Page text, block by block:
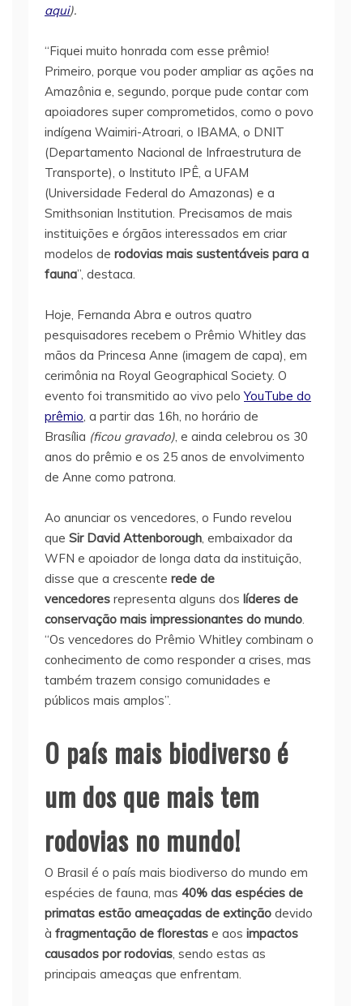
aqui).
“Fiquei muito honrada com esse prêmio!
Primeiro, porque vou poder ampliar as ações na
Amazônia e, segundo, porque pude contar com
apoiadores super comprometidos, como o povo
indígena Waimiri-Atroari, o IBAMA, o DNIT
(Departamento Nacional de Infraestrutura de
Transporte), o Instituto IPÊ, a UFAM
(Universidade Federal do Amazonas) e a
Smithsonian Institution. Precisamos de mais
instituições e órgãos interessados em criar
modelos de rodovias mais sustentáveis para a
fauna”, destaca.
Hoje, Fernanda Abra e outros quatro
pesquisadores recebem o Prêmio Whitley das
mãos da Princesa Anne (imagem de capa), em
cerimônia na Royal Geographical Society. O
evento foi transmitido ao vivo peloYouTube do
prêmio, a partir das 16h, no horário de
Brasília (ficou gravado), e ainda celebrou os 30
anos do prêmio e os 25 anos de envolvimento
de Anne como patrona.
Ao anunciar os vencedores, o Fundo revelou
que Sir David Attenborough, embaixador da
WFN e apoiador de longa data da instituição,
disse que a crescente rede de
vencedores representa alguns dos líderes de
conservação mais impressionantes do mundo.
“Os vencedores do Prêmio Whitley combinam o
conhecimento de como responder a crises, mas
também trazem consigo comunidades e
públicos mais amplos”.
O país mais biodiverso é
um dos que mais tem
rodovias no mundo!
O Brasil é o país mais biodiverso do mundo em
espécies de fauna, mas 40% das espécies de
primatas estão ameaçadas de extinção devido
à fragmentação de florestas e aos impactos
causados por rodovias, sendo estas as
principais ameaças que enfrentam.